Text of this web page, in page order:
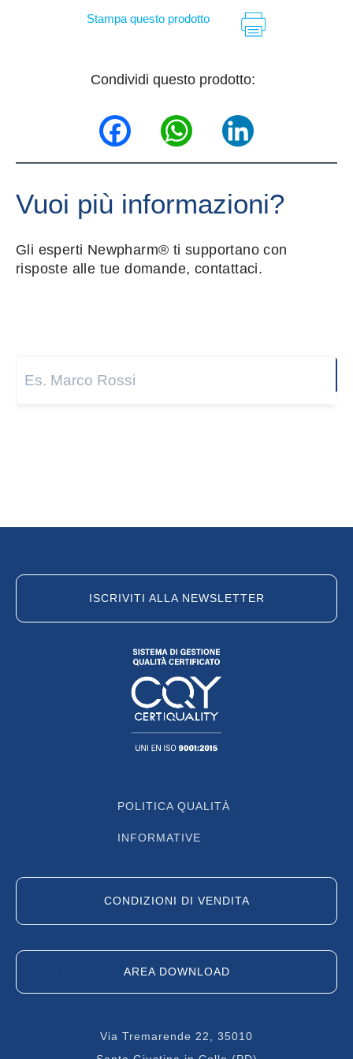
Stampa questo prodotto
Condividi questo prodotto:
FacebookWhatsAppLinkedIn
Vuoi più informazioni?
Gli esperti Newpharm® ti supportano con
risposte alle tue domande, contattaci.
Via Tremarende 22, 35010
ISCRIVITI ALLA NEWSLETTER
POLITICA QUALITÀ
INFORMATIVE
CONDIZIONI DI VENDITA
AREA DOWNLOAD